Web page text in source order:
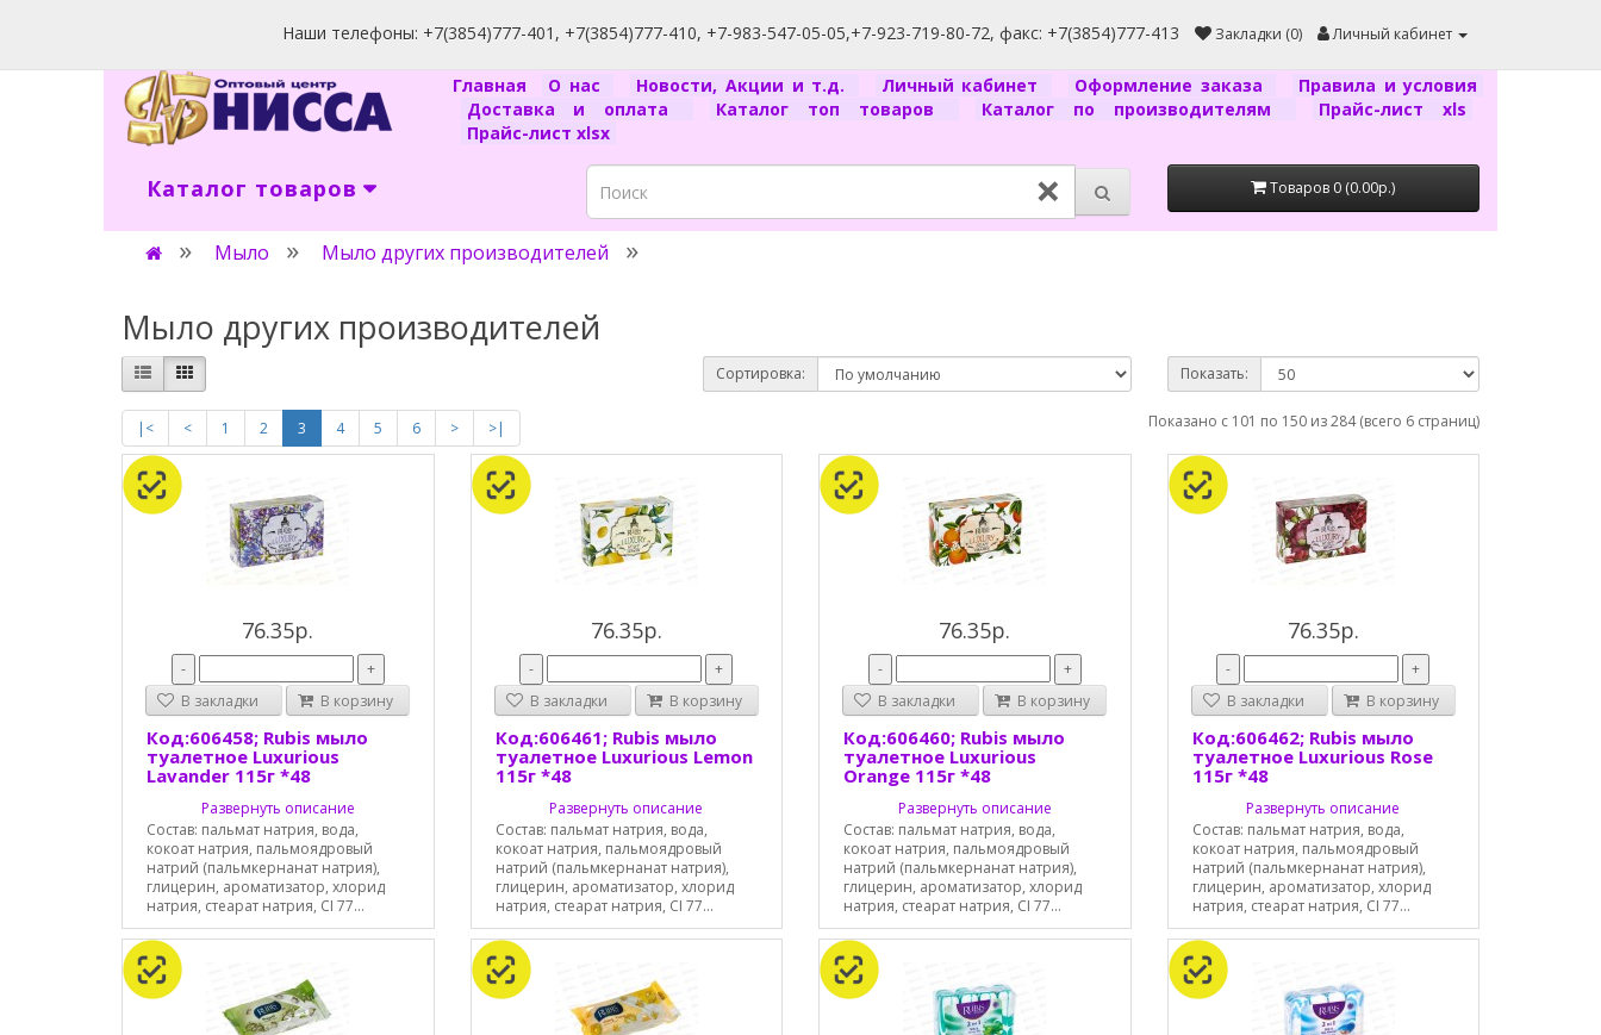
Наши телефоны: +7(3854)777-401, +7(3854)777-410, +7-983-547-05-05,+7-923-719-80-72, факс: +7(3854)777-413 Закладки (0) Личный кабинет
Главная О нас Новости, Акции и т.д. Личный кабинет Оформление заказа
Правила и условия
Доставка и оплата
Каталог топ товаров Каталог по производителям
Прайс-лист xls
Прайс-лист xlsx
Каталог товаров × Товаров 0 (0.00р.)
Мыло Мыло других производителей
Мыло других производителей
Сортировка: Показать:
|< < 1 2 3 4 5 6 > >| Показано с 101 по 150 из 284 (всего 6 страниц)
76.35р.
-
+
В закладки
В корзину
Код:606458; Rubis мыло
туалетное Luxurious
Lavander 115г *48
Развернуть описание
Состав: пальмат натрия, вода,
кокоат натрия, пальмоядровый
натрий (пальмкернанат натрия),
глицерин, ароматизатор, хлорид
натрия, стеарат натрия, CI 77...
76.35р.
-
+
В закладки
В корзину
Код:606461; Rubis мыло
туалетное Luxurious Lemon
115г *48
Развернуть описание
Состав: пальмат натрия, вода,
кокоат натрия, пальмоядровый
натрий (пальмкернанат натрия),
глицерин, ароматизатор, хлорид
натрия, стеарат натрия, CI 77...
76.35р.
-
+
В закладки
В корзину
Код:606460; Rubis мыло
туалетное Luxurious
Orange 115г *48
Развернуть описание
Состав: пальмат натрия, вода,
кокоат натрия, пальмоядровый
натрий (пальмкернанат натрия),
глицерин, ароматизатор, хлорид
натрия, стеарат натрия, CI 77...
76.35р.
-
+
В закладки
В корзину
Код:606462; Rubis мыло
туалетное Luxurious Rose
115г *48
Развернуть описание
Состав: пальмат натрия, вода,
кокоат натрия, пальмоядровый
натрий (пальмкернанат натрия),
глицерин, ароматизатор, хлорид
натрия, стеарат натрия, CI 77...